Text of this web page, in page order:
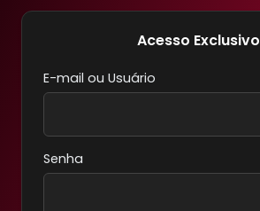
Acesso Exclusivo
E-mail ou Usuário
Senha